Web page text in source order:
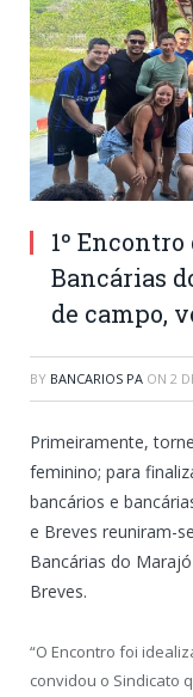
1º
Bancárias
de campo,
BY BANCARIOS PA ON 2
Primeiramente,
feminino; para
bancários e
e Breves reuniram-
Bancárias do
Breves.
“O Encontro foi
convidou o Sindicato